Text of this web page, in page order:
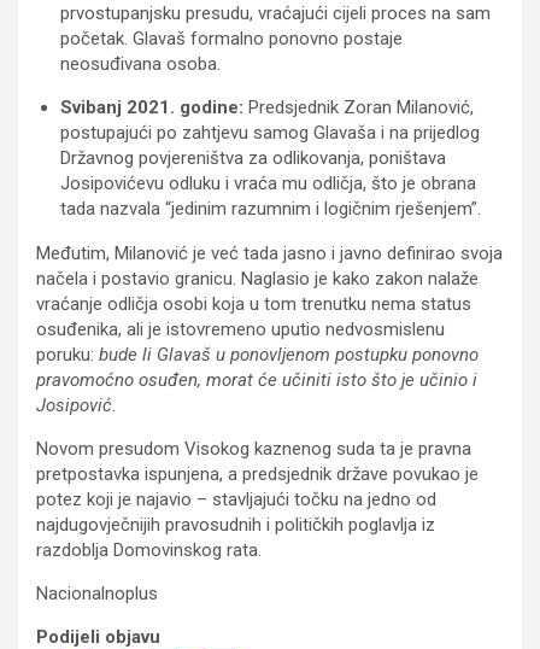
prvostupanjsku presudu, vraćajući cijeli proces na sam
početak. Glavaš formalno ponovno postaje
neosuđivana osoba.
Svibanj 2021. godine: Predsjednik Zoran Milanović,
postupajući po zahtjevu samog Glavaša i na prijedlog
Državnog povjereništva za odlikovanja, poništava
Josipovićevu odluku i vraća mu odličja, što je obrana
tada nazvala “jedinim razumnim i logičnim rješenjem”.
Međutim, Milanović je već tada jasno i javno definirao svoja
načela i postavio granicu. Naglasio je kako zakon nalaže
vraćanje odličja osobi koja u tom trenutku nema status
osuđenika, ali je istovremeno uputio nedvosmislenu
poruku: bude li Glavaš u ponovljenom postupku ponovno
pravomoćno osuđen, morat će učiniti isto što je učinio i
Josipović.
Novom presudom Visokog kaznenog suda ta je pravna
pretpostavka ispunjena, a predsjednik države povukao je
potez koji je najavio – stavljajući točku na jedno od
najdugovječnijih pravosudnih i političkih poglavlja iz
razdoblja Domovinskog rata.
Nacionalnoplus
Podijeli objavu